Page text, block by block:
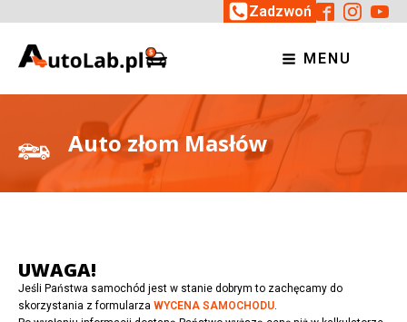
Zadzwoń
MENU
Auto złom Masłów
UWAGA!
Jeśli Państwa samochód jest w stanie dobrym to zachęcamy do
skorzystania z formularza WYCENA SAMOCHODU.